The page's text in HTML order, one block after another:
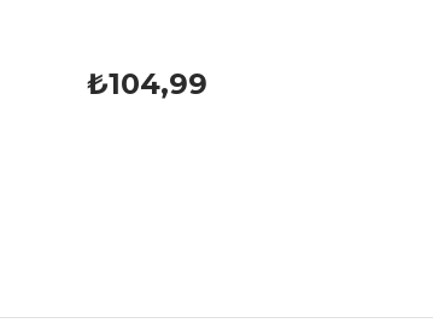
₺104,99